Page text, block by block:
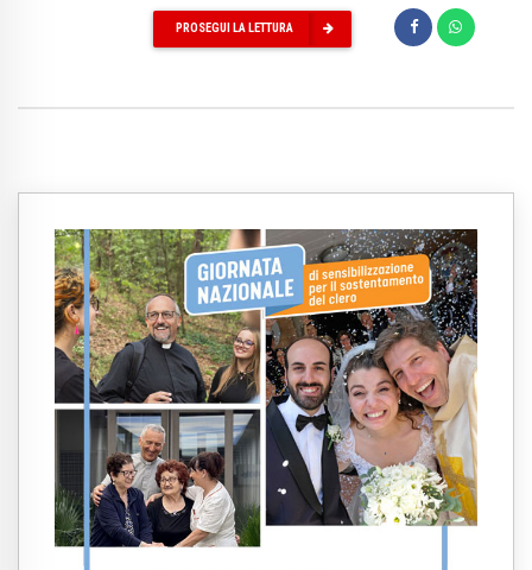
PROSEGUI LA LETTURA